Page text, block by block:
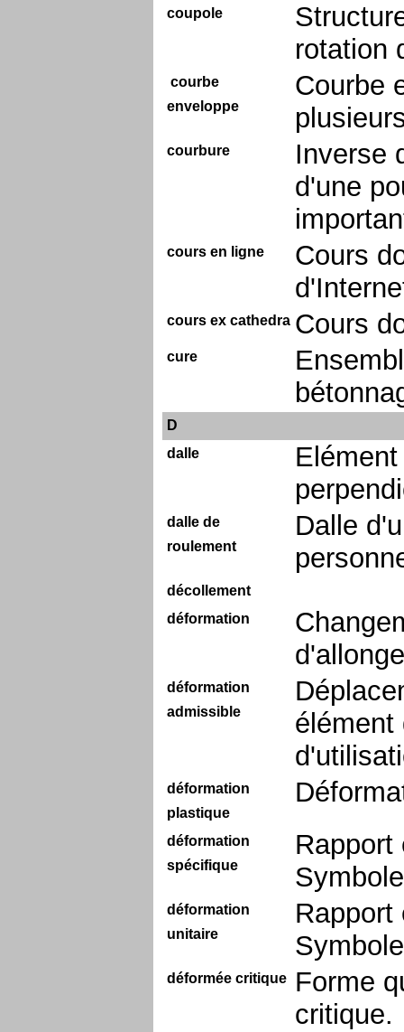
coupole
rotation
courbe
enveloppe
Courbe
courbure
Inverse
d'une
cours en ligne
Cours
cours ex cathedra Cours
cure
D
dalle
dalle de
roulement
Dalle
décollement
déformation
déformation
admissible
élément
déformation
plastique
déformation
spécifique
Rapport
déformation
unitaire
Rapport
déformée critique
Forme
critique.